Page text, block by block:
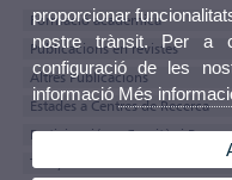
Formació acadèmica
Publicacions en revistes
Altres Publicacions
Estades a Centres de Recerca
Participació en Comitès i
Tesis, tesines i treballs
proporcionar
nostre trànsit. Per a
configuració de les
informació Més